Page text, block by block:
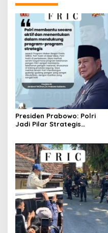
Presiden Prabowo: Polri
Jadi Pilar Strategis
Pembangunan Nasional